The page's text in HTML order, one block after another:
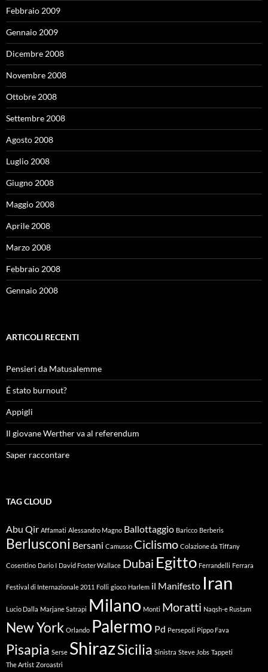
Febbraio 2009
Gennaio 2009
Dicembre 2008
Novembre 2008
Ottobre 2008
Settembre 2008
Agosto 2008
Luglio 2008
Giugno 2008
Maggio 2008
Aprile 2008
Marzo 2008
Febbraio 2008
Gennaio 2008
ARTICOLI RECENTI
Pensieri da Matusalemme
É stato burnout?
Appigli
Il giovane Werther va al referendum
Saper raccontare
TAG CLOUD
Abu Qir Affamati Alessandro Magno Ballottaggio Baricco Berberis
Berlusconi Bersani Camusso Ciclismo Colazione da Tiffany
Cosentino Dario I David Foster Wallace Dubai Egitto Ferrandelli Ferrara
Festival di Internazionale 2011 Folli gioco Harlem il Manifesto Iran
Lucio Dalla Marjane Satrapi Milano Monti Moratti Naqsh-e Rustam
New York Orlando Palermo Pd Persepoli Pippo Fava
Pisapia Serse ShirazSicilia Sinistra Steve Jobs Tappeti
The Artist Zoroastri